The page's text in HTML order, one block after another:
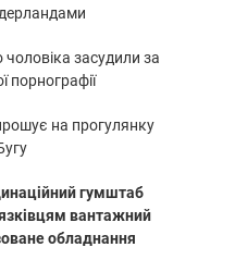
чоловіка засудили за
порнографії
на прогулянку
гумштаб
вантажний
обладнання